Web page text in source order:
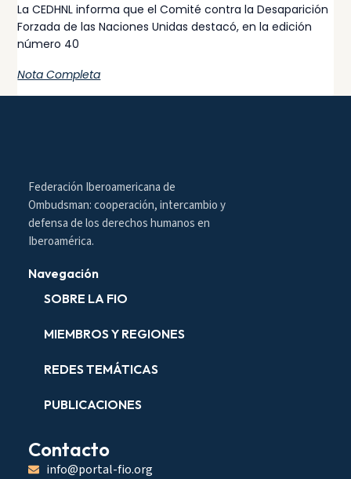
La CEDHNL informa que el Comité contra la Desaparición
Forzada de las Naciones Unidas destacó, en la edición
número 40
Nota Completa
Federación Iberoamericana de
Ombudsman: cooperación, intercambio y
defensa de los derechos humanos en
Iberoamérica.
Navegación
SOBRE LA FIO
MIEMBROS Y REGIONES
REDES TEMÁTICAS
PUBLICACIONES
Contacto
info@portal-fio.org